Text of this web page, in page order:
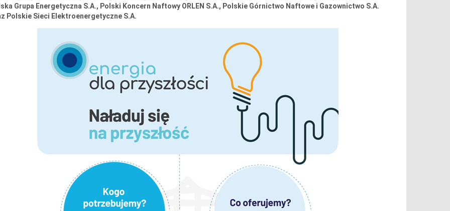
Grupa Energetyczna S.A., Polski Koncern Naftowy ORLEN S.A., Polskie Górnictwo Naftowe i Gazownictwo S.A.
Polskie Sieci Elektroenergetyczne S.A.